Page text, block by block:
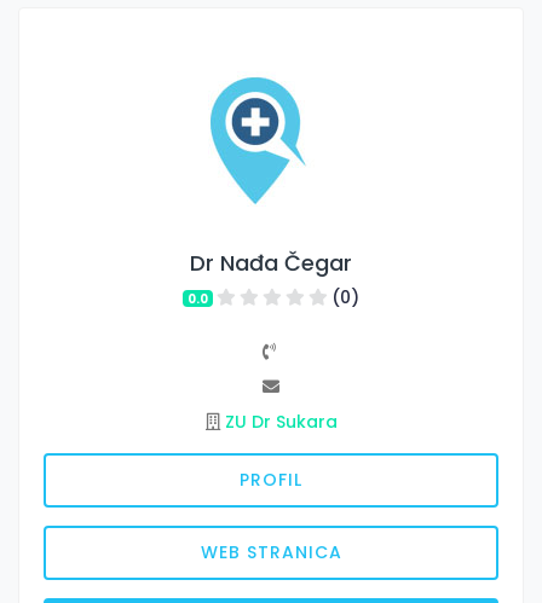
Dr Nađa Čegar
0.0 (0)
ZU Dr Sukara
PROFIL
WEB STRANICA